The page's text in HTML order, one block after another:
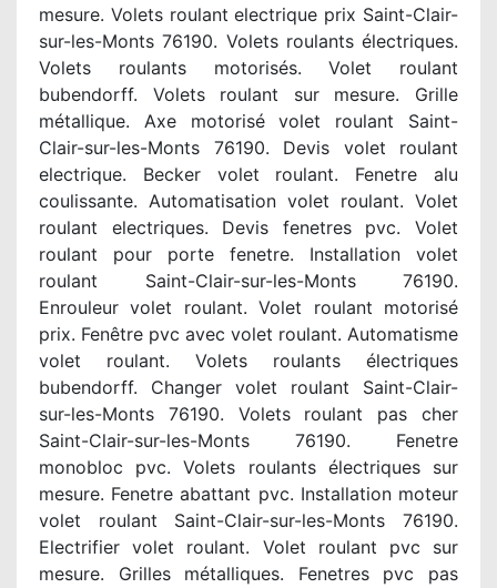
mesure. Volets roulant electrique prix Saint-Clair-
sur-les-Monts 76190. Volets roulants électriques.
Volets roulants motorisés. Volet roulant
bubendorff. Volets roulant sur mesure. Grille
métallique. Axe motorisé volet roulant Saint-
Clair-sur-les-Monts 76190. Devis volet roulant
electrique. Becker volet roulant. Fenetre alu
coulissante. Automatisation volet roulant. Volet
roulant electriques. Devis fenetres pvc. Volet
roulant pour porte fenetre. Installation volet
roulant Saint-Clair-sur-les-Monts 76190.
Enrouleur volet roulant. Volet roulant motorisé
prix. Fenêtre pvc avec volet roulant. Automatisme
volet roulant. Volets roulants électriques
bubendorff. Changer volet roulant Saint-Clair-
sur-les-Monts 76190. Volets roulant pas cher
Saint-Clair-sur-les-Monts 76190. Fenetre
monobloc pvc. Volets roulants électriques sur
mesure. Fenetre abattant pvc. Installation moteur
volet roulant Saint-Clair-sur-les-Monts 76190.
Electrifier volet roulant. Volet roulant pvc sur
mesure. Grilles métalliques. Fenetres pvc pas